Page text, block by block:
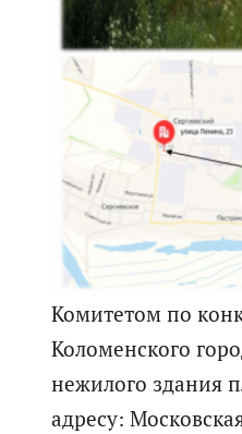
Комитетом по
Коломенского
нежилого здания
адресу: